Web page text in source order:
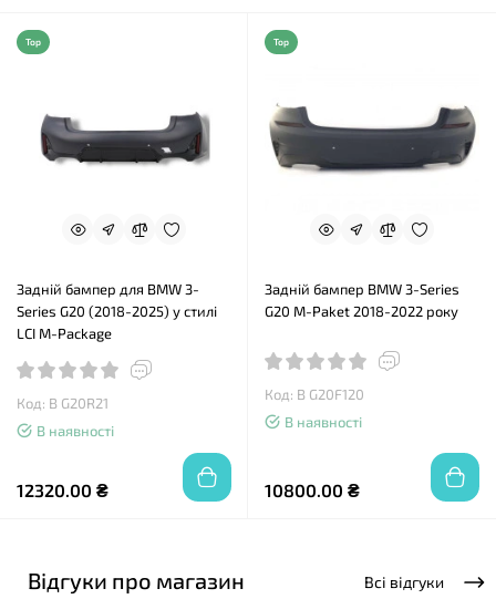
Top
Задній бампер для BMW 3-
Series G20 (2018-2025) у стилі
LCI M-Package
Код: B G20R21
В наявності
12320.00 ₴
Top
Задній бампер BMW 3-Series
G20 M-Paket 2018-2022 року
Код: B G20F120
В наявності
10800.00 ₴
Відгуки про магазин Всі відгуки